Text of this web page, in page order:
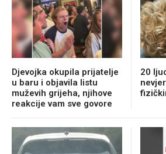
Djevojka okupila prijatelje
u baru i objavila listu
muževih grijeha, njihove
reakcije vam sve govore
20